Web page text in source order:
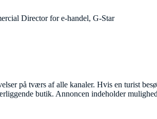
Director for e-handel, G-Star
på tværs af alle kanaler. Hvis en turist
butik. Annoncen indeholder